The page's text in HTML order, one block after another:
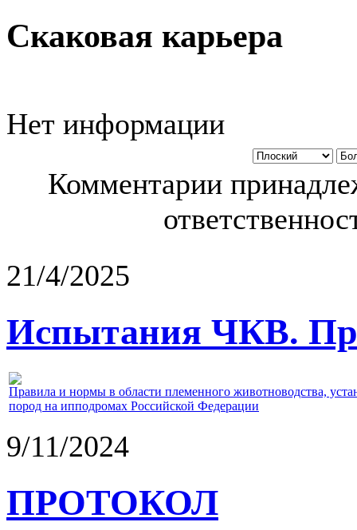
Скаковая карьера
Нет информации
Комментарии
21/4/2025
Испытания ЧКВ.
Правила и нормы в области племенного животноводства,
пород на ипподромах Российской Федерации
9/11/2024
ПРОТОКОЛ